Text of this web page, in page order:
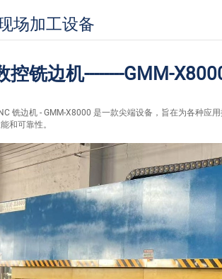
场加工设备
控铣边机--------GMM-
铣边机 - GMM-X8000 是一款尖端设备，旨在为各种应
和可靠性。